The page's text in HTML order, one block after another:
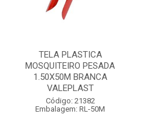
TELA PLASTICA
MOSQUITEIRO PESADA
1.50X50M BRANCA
VALEPLAST
Código: 21382
Embalagem: RL-50M